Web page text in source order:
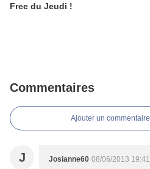
Free du Jeudi !
Commentaires
Ajouter un commentaire
J Josianne60 08/06/2013 19:41